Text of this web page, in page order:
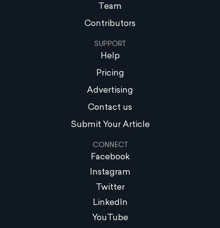
Team
Contributors
SUPPORT
Help
Pricing
Advertising
Contact us
Submit Your Article
CONNECT
Facebook
Instagram
Twitter
LinkedIn
YouTube